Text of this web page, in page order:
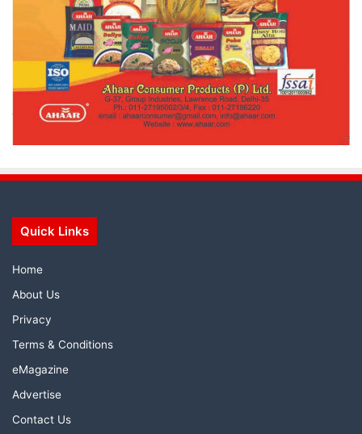
Quick Links
Home
About Us
Privacy
Terms & Conditions
eMagazine
Advertise
Contact Us